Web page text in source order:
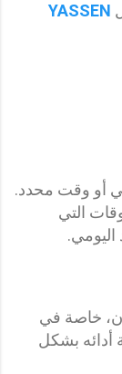
YASSEN
أو وقت محدد.
التي
اليومي.
خاصة في
أدائه بشكل